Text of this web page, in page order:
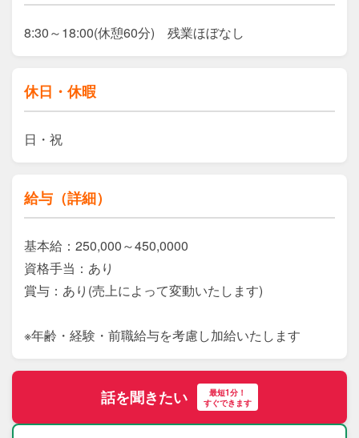
8:30～18:00(休憩60分)　残業ほぼなし
休日・休暇
日・祝
給与（詳細）
基本給：250,000～450,0000
資格手当：あり
賞与：あり(売上によって変動いたします)
※年齢・経験・前職給与を考慮し加給いたします
話を聞きたい
最短1分！
すぐできます